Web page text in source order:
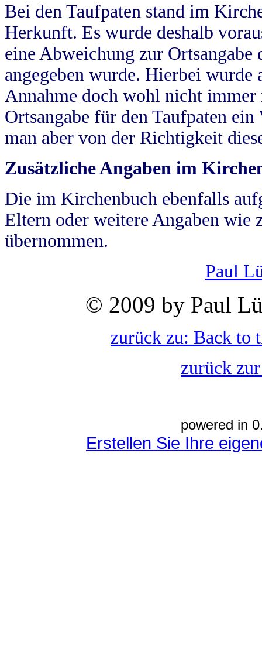
Bei den Taufpaten stand im
Herkunft. Es wurde deshalb
eine Abweichung zur
angegeben wurde. Hierbei wurde
Annahme doch wohl nicht
Ortsangabe für den Taufpaten
man aber von der Richtigkeit
Zusätzliche Angaben im
Die im Kirchenbuch ebenfalls
Eltern oder weitere Angaben wie
übernommen.
Paul
© 2009 by Paul
zurück zu: Back to
zurück
powered in
Erstellen Sie Ihre